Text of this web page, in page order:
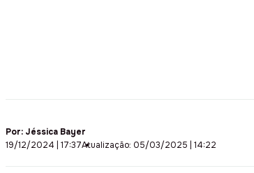
Por: Jéssica Bayer
19/12/2024 | 17:37Atualização: 05/03/2025 | 14:22